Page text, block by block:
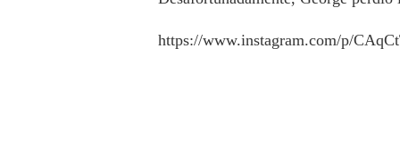
https://www.instagram.com/p/